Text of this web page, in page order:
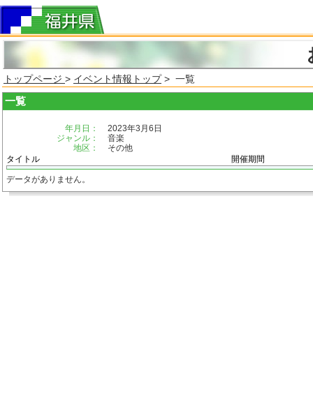
トップページ > イベント情報トップ> 一覧
一覧
年月日：
2023年3月6日
ジャンル：
音楽
地区：
その他
タイトル
開催期間
データがありません。